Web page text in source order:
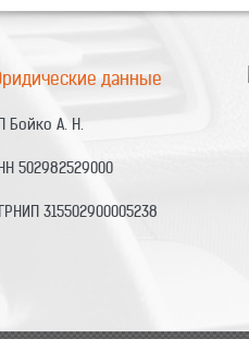
данные
Бойко А. Н.
502982529000
315502900005238